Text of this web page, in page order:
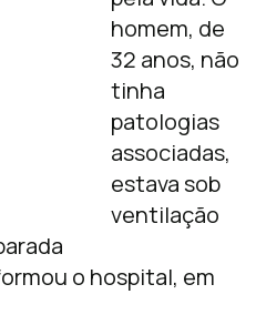
homem, de
32 anos, não
tinha
patologias
associadas,
estava sob
ventilação
o hospital, em